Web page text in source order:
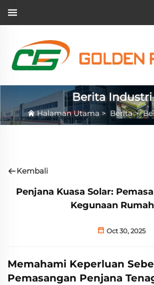
Berita Industri
Halaman Utama > Berita>
Kembali
Penjana Kuasa Solar:
Kegunaan Rumah
Oct 30, 2025
Memahami Keperluan
Pemasangan Penjana